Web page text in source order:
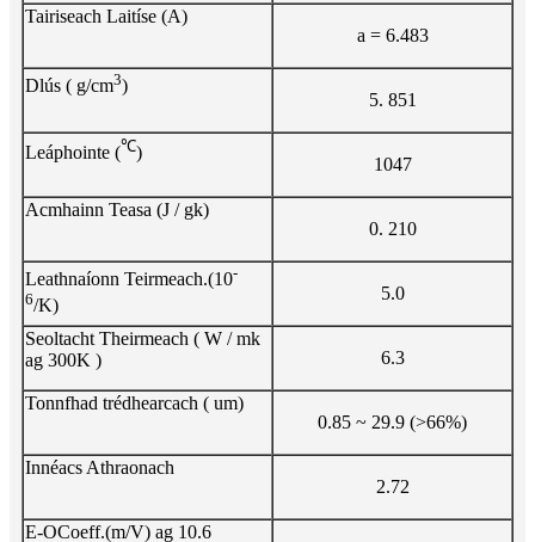
Tairiseach Laitíse (A)
a = 6.483
Dlús ( g/cm3)
5. 851
Leáphointe (℃)
1047
Acmhainn Teasa (J / gk)
0. 210
Leathnaíonn Teirmeach.(10-
6/K)
5.0
Seoltacht Theirmeach ( W / mk
ag 300K )
6.3
Tonnfhad trédhearcach ( um)
0.85 ~ 29.9 (>66%)
Innéacs Athraonach
2.72
E-OCoeff.(m/V) ag 10.6